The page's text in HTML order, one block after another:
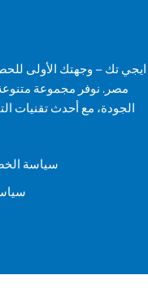
ايجي تك – وجهتك الأولى
مصر. نوفر مجموعة متنوعة
الجودة، مع أحدث تقنيات
سياسة